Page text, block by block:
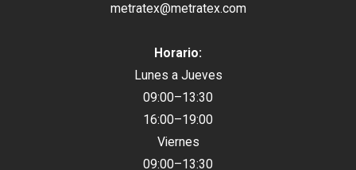
metratex@metratex.com
Horario:
Lunes a Jueves
09:00–13:30
16:00–19:00
Viernes
09:00–13:30